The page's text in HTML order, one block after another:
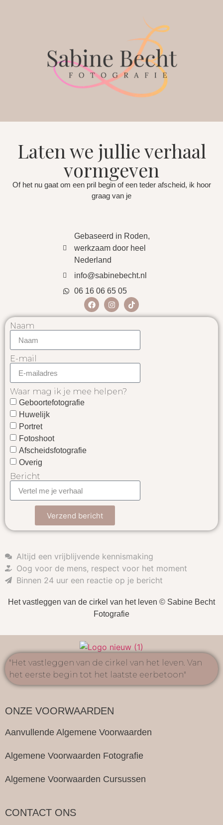
Laten we jullie verhaal
vormgeven
Of het nu gaat om een pril begin of een teder afscheid, ik hoor
graag van je
Gebaseerd in Roden,
werkzaam door heel
Nederland
info@sabinebecht.nl
06 16 06 65 05
Naam
E-mail
Waar mag ik je mee helpen?
Geboortefotografie
Huwelijk
Portret
Fotoshoot
Afscheidsfotografie
Overig
Bericht
Verzend bericht
Altijd een vrijblijvende kennismaking
Oog voor de mens, respect voor het moment
Binnen 24 uur een reactie op je bericht
Het vastleggen van de cirkel van het leven © Sabine Becht
Fotografie
"Het vastleggen van de cirkel van het leven. Van
het eerste begin tot het laatste eerbetoon"
ONZE VOORWAARDEN
Aanvullende Algemene Voorwaarden
Algemene Voorwaarden Fotografie
Algemene Voorwaarden Cursussen
CONTACT ONS